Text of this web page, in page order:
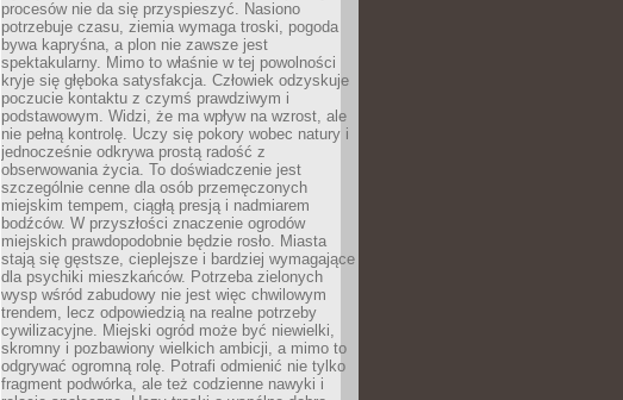
procesów nie da się przyspieszyć. Nasiono
potrzebuje czasu, ziemia wymaga troski, pogoda
bywa kapryśna, a plon nie zawsze jest
spektakularny. Mimo to właśnie w tej powolności
kryje się głęboka satysfakcja. Człowiek odzyskuje
poczucie kontaktu z czymś prawdziwym i
podstawowym. Widzi, że ma wpływ na wzrost, ale
nie pełną kontrolę. Uczy się pokory wobec natury i
jednocześnie odkrywa prostą radość z
obserwowania życia. To doświadczenie jest
szczególnie cenne dla osób przemęczonych
miejskim tempem, ciągłą presją i nadmiarem
bodźców. W przyszłości znaczenie ogrodów
miejskich prawdopodobnie będzie rosło. Miasta
stają się gęstsze, cieplejsze i bardziej wymagające
dla psychiki mieszkańców. Potrzeba zielonych
wysp wśród zabudowy nie jest więc chwilowym
trendem, lecz odpowiedzią na realne potrzeby
cywilizacyjne. Miejski ogród może być niewielki,
skromny i pozbawiony wielkich ambicji, a mimo to
odgrywać ogromną rolę. Potrafi odmienić nie tylko
fragment podwórka, ale też codzienne nawyki i